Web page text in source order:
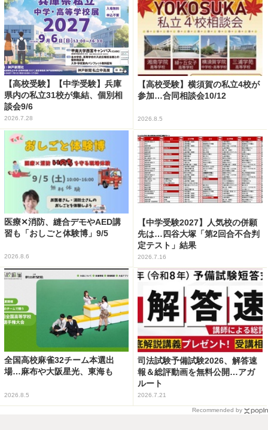
【高校受験】【中学受験】兵庫
県内の私立31校が集結、個別相
談会9/6
2026.7.28
【高校受験】横須賀の私立4校が
参加…合同相談会10/12
2026.8.5
医療✕消防、縫合デモやAED講
習も「おしごと体験博」9/5
2026.8.6
【中学受験2027】人気校の併願
先は…四谷大塚「第2回合不合判
定テスト」結果
2026.7.16
全国高校麻雀32チーム本選出
場…麻布や大阪星光、東海も
2026.8.5
司法試験予備試験2026、解答速
報＆総評動画を無料公開…アガ
ルート
2026.7.21
Recommended by